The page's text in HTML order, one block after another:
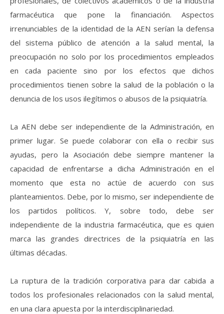
farmacéutica que pone la financiación. Aspectos
irrenunciables de la identidad de la AEN serían la defensa
del sistema público de atención a la salud mental, la
preocupación no solo por los procedimientos empleados
en cada paciente sino por los efectos que dichos
procedimientos tienen sobre la salud de la población o la
denuncia de los usos ilegítimos o abusos de la psiquiatría.
La AEN debe ser independiente de la Administración, en
primer lugar. Se puede colaborar con ella o recibir sus
ayudas, pero la Asociación debe siempre mantener la
capacidad de enfrentarse a dicha Administración en el
momento que esta no actúe de acuerdo con sus
planteamientos. Debe, por lo mismo, ser independiente de
los partidos políticos. Y, sobre todo, debe ser
independiente de la industria farmacéutica, que es quien
marca las grandes directrices de la psiquiatría en las
últimas décadas.
La ruptura de la tradición corporativa para dar cabida a
todos los profesionales relacionados con la salud mental,
en una clara apuesta por la interdisciplinariedad.